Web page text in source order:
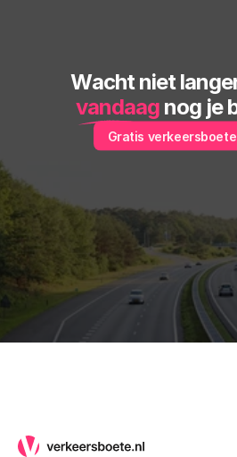
Wacht niet
vandaag nog je
Gratis